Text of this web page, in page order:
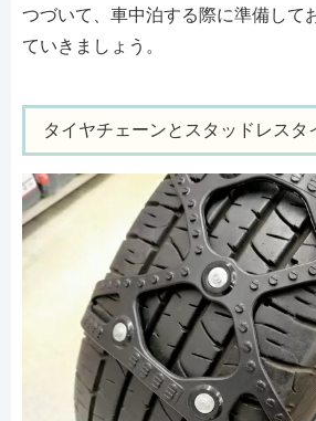
つづいて、車中泊する際に準備して
ていきましょう。
タイヤチェーンとスタッドレスタ